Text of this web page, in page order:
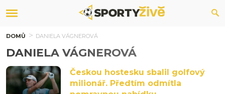
DOMŮ DANIELA VÁGNEROVÁ
DANIELA VÁGNEROVÁ
Českou hostesku sbalil golfový
milionář. Předtím odmítla